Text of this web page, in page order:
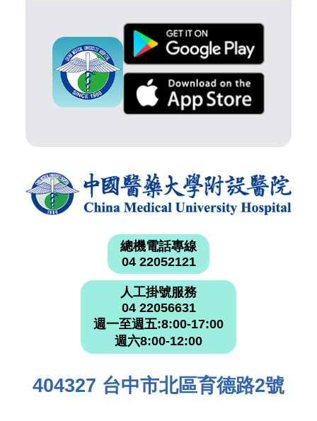
總機電話專線
04 22052121
人工掛號服務
04 22056631
週一至週五:8:00-17:00
週六8:00-12:00
404327 台中市北區育德路2號